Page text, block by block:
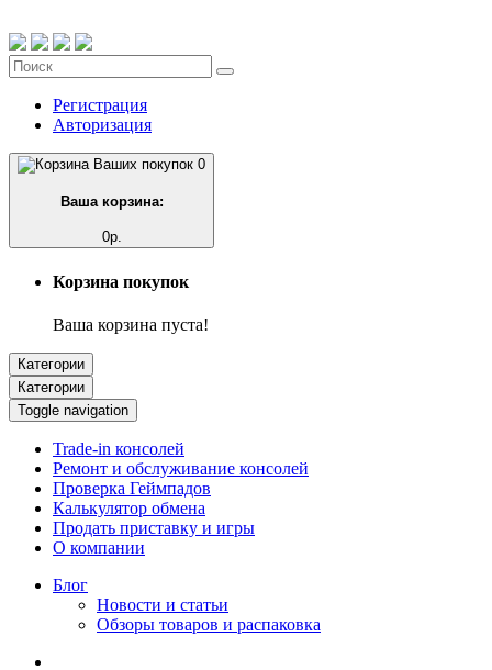
Регистрация
Авторизация
0
Ваша корзина:
0р.
Корзина покупок
Ваша корзина пуста!
Категории
Категории
Toggle navigation
Trade-in консолей
Ремонт и обслуживание консолей
Проверка Геймпадов
Калькулятор обмена
Продать приставку и игры
О компании
Блог
Новости и статьи
Обзоры товаров и распаковка